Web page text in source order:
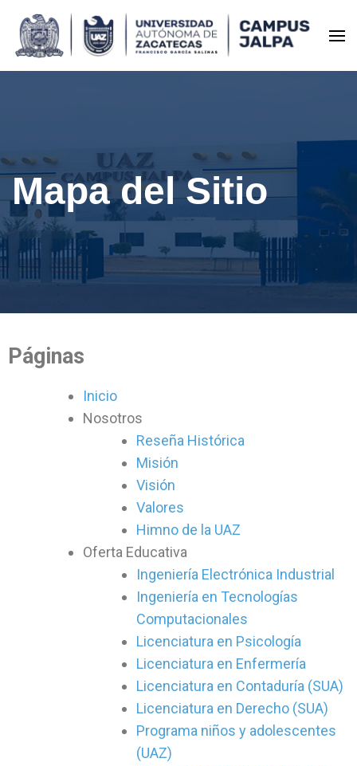
Universidad Autónoma de
Mapa del Sitio
Páginas
Inicio
Nosotros
Reseña Histórica
Misión
Visión
Valores
Himno de la UAZ
Oferta Educativa
Ingeniería Electrónica Industrial
Ingeniería en Tecnologías
Computacionales
Licenciatura en Psicología
Licenciatura en Enfermería
Licenciatura en Contaduría (SUA)
Licenciatura en Derecho (SUA)
Programa niños y adolescentes
(UAZ)